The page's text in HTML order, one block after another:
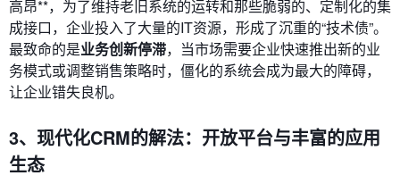
高昂**，为了维持老旧系统的运转和那些脆弱的、定制化的集
成接口，企业投入了大量的IT资源，形成了沉重的“技术债”。
最致命的是业务创新停滞，当市场需要企业快速推出新的业
务模式或调整销售策略时，僵化的系统会成为最大的障碍，
让企业错失良机。
3、现代化CRM的解法：开放平台与丰富的应用
生态